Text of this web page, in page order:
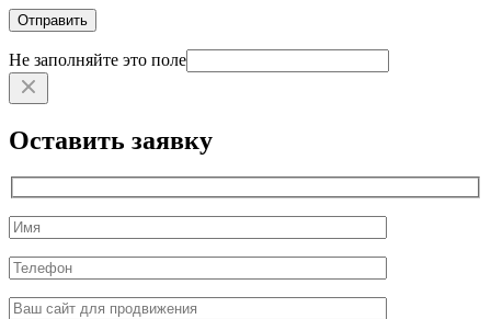
Не заполняйте это поле
Оставить заявку